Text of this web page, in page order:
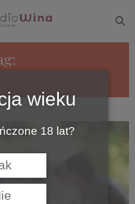
wieku
18 lat?